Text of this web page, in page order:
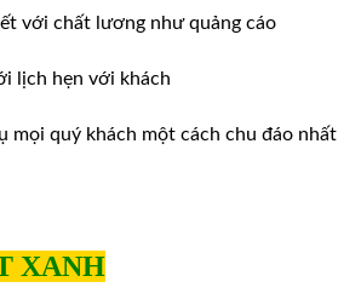
với chất lương như quảng cáo
lịch hẹn với khách
mọi quý khách một cách chu đáo nhất
XANH